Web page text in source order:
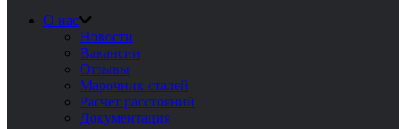
О нас
Новости
Вакансии
Отзывы
Марочник сталей
Расчет расстояний
Документация